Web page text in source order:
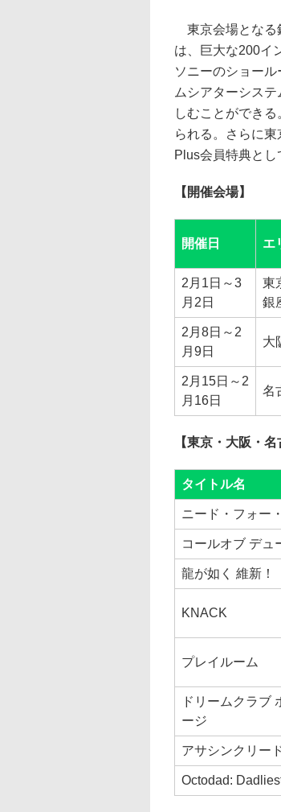
東京会場となる
は、巨大な200イ
ソニーのショー
ムシアターシス
しむことができ
られる。さらに
Plus会員特典とし
【開催会場】
開催日 エ
2月1日～3
月2日
東
銀
2月8日～2
月9日
大
2月15日～2
月16日
名
【東京・大阪・
タイトル名
ニード・フォー
コールオブ デュ
龍が如く 維新！
KNACK
プレイルーム
ドリームクラブ
ージ
アサシンクリー
Octodad: